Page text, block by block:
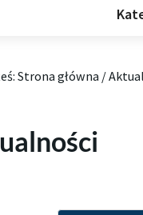
Strona główna /